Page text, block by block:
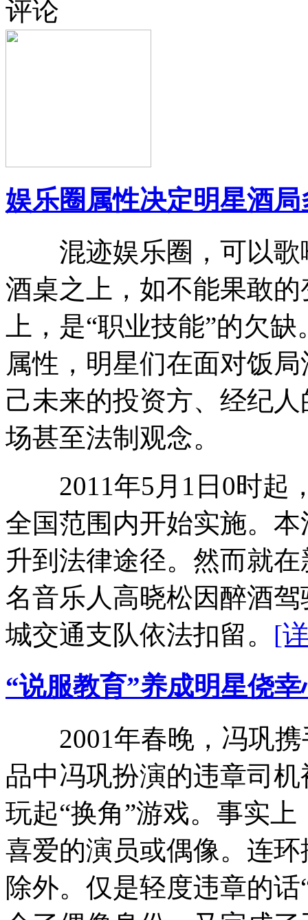
娱乐圈属性决定明星酒局
混迹娱乐圈，可以歌
酒桌之上，如不能果敢
上，是“职业技能”的欠
属性，明星们在面对饭
己未来的投资方、经纪
场甚至法制观念。
2011年5月1日0时起
全国范围内开始实施。
升到法律途径。然而就
名音乐人高晓松因醉酒
城交通支队依法扣留。 [
“说服教育”养成明星侥
2001年春晚，冯巩携
品中冯巩扮演的违章司
玩起“换角”游戏。事实
喜爱的演员或偶像。连
除外。仅是轻度违章的